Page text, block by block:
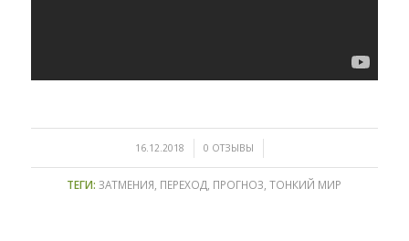
16.12.2018
/ 0 ОТЗЫВЫ
/
ТЕГИ: ЗАТМЕНИЯ, ПЕРЕХОД, ПРОГНОЗ,ТОНКИЙ МИР